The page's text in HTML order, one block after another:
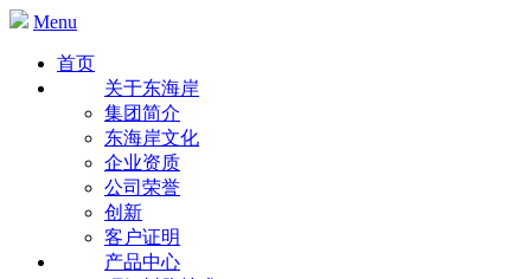
Menu
首页
关于东海岸
集团简介
东海岸文化
企业资质
公司荣誉
创新
客户证明
产品中心